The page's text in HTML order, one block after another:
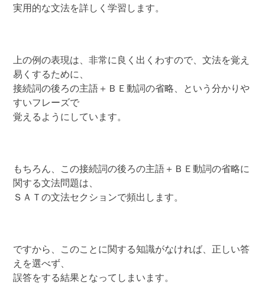
実用的な文法を詳しく学習します。
上の例の表現は、非常に良く出くわすので、文法を覚え
易くするために、
接続詞の後ろの主語＋ＢＥ動詞の省略、という分かりや
すいフレーズで
覚えるようにしています。
もちろん、この接続詞の後ろの主語＋ＢＥ動詞の省略に
関する文法問題は、
ＳＡＴの文法セクションで頻出します。
ですから、このことに関する知識がなければ、正しい答
えを選べず、
誤答をする結果となってしまいます。